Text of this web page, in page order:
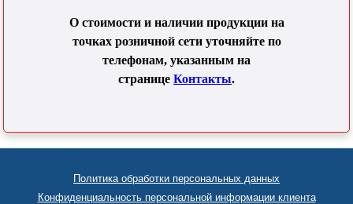
О стоимости и наличии продукции на
точках розничной сети уточняйте по
телефонам, указанным на
странице Контакты.
Политика обработки персональных данных
Конфиденциальность персональной информации клиента